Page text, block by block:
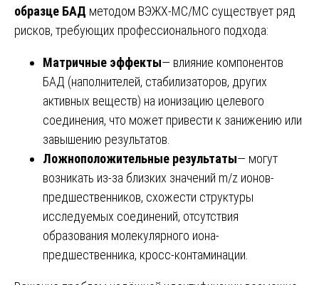
образце БАД методом ВЭЖХ-МС/МС существует ряд
рисков, требующих профессионального подхода:
Матричные эффекты— влияние компонентов
БАД (наполнителей, стабилизаторов, других
активных веществ) на ионизацию целевого
соединения, что может привести к занижению или
завышению результатов.
Ложноположительные результаты— могут
возникать из-за близких значений m/z ионов-
предшественников, схожести структуры
исследуемых соединений, отсутствия
образования молекулярного иона-
предшественника, кросс-контаминации.